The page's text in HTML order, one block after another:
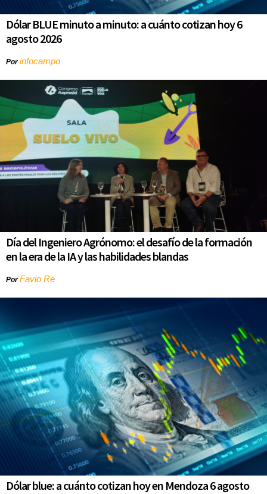
Dólar BLUE minuto a minuto: a cuánto cotizan hoy 6
agosto 2026
Porinfocampo
Día del Ingeniero Agrónomo: el desafío de la formación
en la era de la IA y las habilidades blandas
PorFavio Re
Dólar blue: a cuánto cotizan hoy en Mendoza 6 agosto